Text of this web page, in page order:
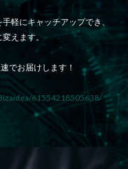
軽にキャッチアップでき、
えます。
でお届けします！
61554218505638/